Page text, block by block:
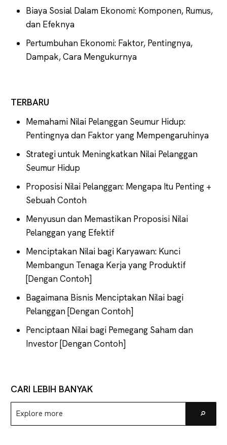
Biaya Sosial Dalam Ekonomi: Komponen, Rumus,
dan Efeknya
Pertumbuhan Ekonomi: Faktor, Pentingnya,
Dampak, Cara Mengukurnya
TERBARU
Memahami Nilai Pelanggan Seumur Hidup:
Pentingnya dan Faktor yang Mempengaruhinya
Strategi untuk Meningkatkan Nilai Pelanggan
Seumur Hidup
Proposisi Nilai Pelanggan: Mengapa Itu Penting +
Sebuah Contoh
Menyusun dan Memastikan Proposisi Nilai
Pelanggan yang Efektif
Menciptakan Nilai bagi Karyawan: Kunci
Membangun Tenaga Kerja yang Produktif
[Dengan Contoh]
Bagaimana Bisnis Menciptakan Nilai bagi
Pelanggan [Dengan Contoh]
Penciptaan Nilai bagi Pemegang Saham dan
Investor [Dengan Contoh]
CARI LEBIH BANYAK
Explore
more